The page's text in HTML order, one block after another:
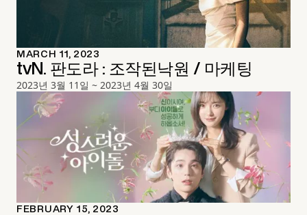
MARCH 11, 2023
tvN. 판도라 : 조작된낙원 / 마케팅
2023년 3월 11일 ~ 2023년 4월 30일
FEBRUARY 15, 2023